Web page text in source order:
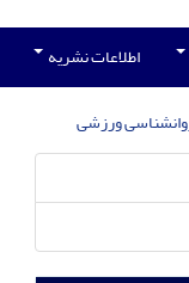
اطلاعات نشریه